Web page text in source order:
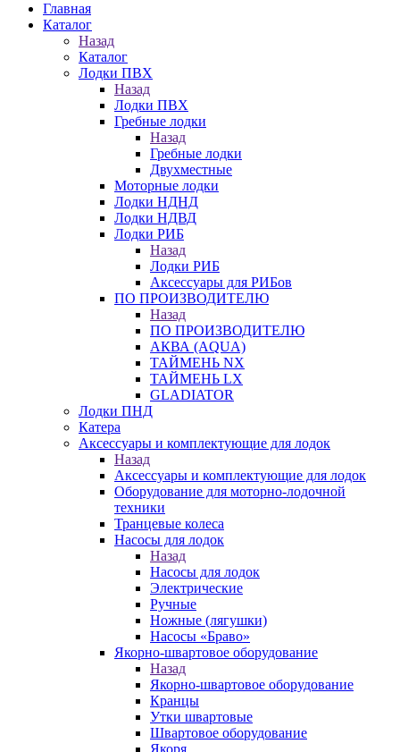
Главная
Каталог
Назад
Каталог
Лодки ПВХ
Назад
Лодки ПВХ
Гребные лодки
Назад
Гребные лодки
Двухместные
Моторные лодки
Лодки НДНД
Лодки НДВД
Лодки РИБ
Назад
Лодки РИБ
Аксессуары для РИБов
ПО ПРОИЗВОДИТЕЛЮ
Назад
ПО ПРОИЗВОДИТЕЛЮ
АКВА (AQUA)
ТАЙМЕНЬ NX
ТАЙМЕНЬ LX
GLADIATOR
Лодки ПНД
Катера
Аксессуары и комплектующие для лодок
Назад
Аксессуары и комплектующие для лодок
Оборудование для моторно-лодочной
техники
Транцевые колеса
Насосы для лодок
Назад
Насосы для лодок
Электрические
Ручные
Ножные (лягушки)
Насосы «Браво»
Якорно-швартовое оборудование
Назад
Якорно-швартовое оборудование
Кранцы
Утки швартовые
Швартовое оборудование
Якоря